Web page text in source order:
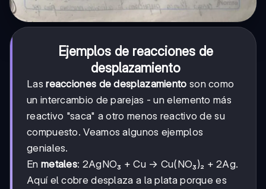
Ejemplos de reacciones de
desplazamiento
Lasreacciones de desplazamiento son como
un intercambio de parejas - un elemento más
reactivo "saca" a otro menos reactivo de su
compuesto. Veamos algunos ejemplos
geniales.
En metales: 2AgNO₃ + Cu → Cu(NO₃)₂ + 2Ag.
Aquí el cobre desplaza a la plata porque es